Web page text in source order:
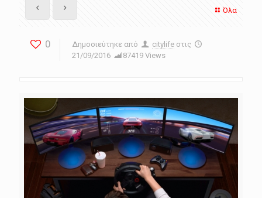
Όλα
0 Δημοσιεύτηκε από citylife στις
21/09/2016
87419 Views